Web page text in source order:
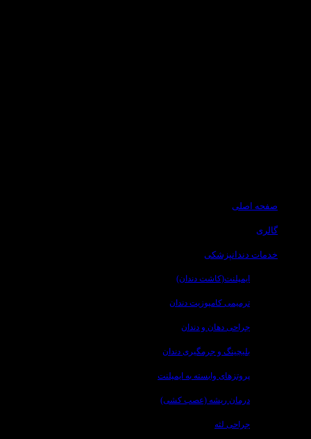
صفحه اصلی
گالری
خدمات دندانپزشکی
ایمپلنت(کاشت دندان)
ترمیمی کامپوزیت دندان
جراحی دهان و دندان
بلیچینگ و جرمگیری دندان
پروتزهای وابسته به ایمپلنت
درمان ریشه (عصب کشی)
جراحی لثه